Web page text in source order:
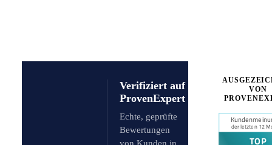
Verifiziert auf
ProvenExpert
Echte, geprüfte
Bewertungen
VON